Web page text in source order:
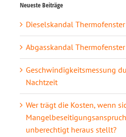
Neueste Beiträge
Dieselskandal
Abgasskandal
Geschwindigkeitsmessung
Nachtzeit
Wer trägt die Kosten, wenn
unberechtigt heraus stellt?